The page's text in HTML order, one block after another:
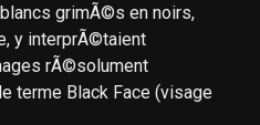
grimÃ©s en noirs,
y interprÃ©taient
rÃ©solument
terme Black Face (visage